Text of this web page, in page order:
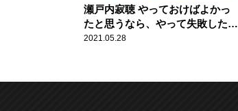
瀬戸内寂聴 やっておけばよかっ
たと思うなら、やって失敗したほ
うがいいです
2021.05.28